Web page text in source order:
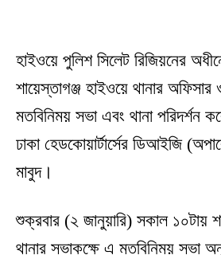
হাইওয়ে পুলিশ সিলেট রিজিয়নের
শায়েস্তাগঞ্জ হাইওয়ে থানার অফিসার
মতবিনিময় সভা এবং থানা পরিদর্শন
ঢাকা হেডকোয়ার্টার্সের ডিআইজি
মাবুদ।
শুক্রবার (২ জানুয়ারি) সকাল ১০টায়
থানার সভাকক্ষে এ মতবিনিময় সভা